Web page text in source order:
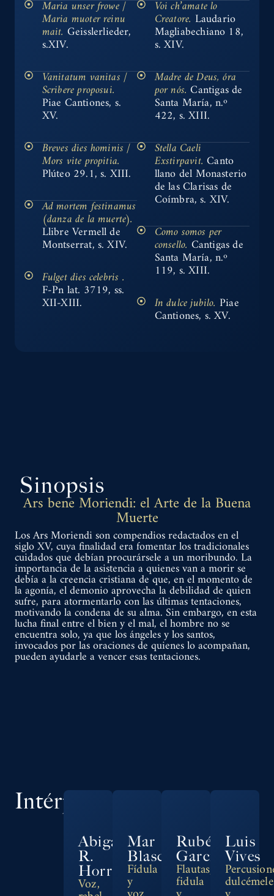
Maria unser frowe /
Maria muoter reinu
mait. Geisslerlieder,
s.XIV.
Vanitatum vanitas /
Scribere proposui.
Piae Cantiones, s.
XV.
Breves dies hominis /
Mors vite propitia.
Plúteo 29.1, s. XIII.
Ad mortem festinamus
(danza de la muerte).
Llibre Vermell de
Montserrat, s. XIV.
Fulget dies celebris .
F-Pn lat. 3719, ss.
XII-XIII.
Voi ch’amate lo
Creatore. Laudario
Magliabechiano 18,
s. XIV.
Madre de Deus, óra
por nós. Cantigas de
Santa María, n.º
422, s. XIII.
Stella Caeli
Exstirpavit. Canto
llano del Monasterio
de las Clarisas de
Coímbra, s. XIV.
Como somos per
consello. Cantigas de
Santa María, n.º
119, s. XIII.
In dulce jubilo. Piae
Cantiones, s. XV.
Sinopsis
Ars bene Moriendi: el Arte de la Buena
Muerte
Los Ars Moriendi son compendios redactados en el
siglo XV, cuya finalidad era fomentar los tradicionales
cuidados que debían procurársele a un moribundo. La
importancia de la asistencia a quienes van a morir se
debía a la creencia cristiana de que, en el momento de
la agonía, el demonio aprovecha la debilidad de quien
sufre, para atormentarlo con las últimas tentaciones,
motivando la condena de su alma. Sin embargo, en esta
lucha final entre el bien y el mal, el hombre no se
encuentra solo, ya que los ángeles y los santos,
invocados por las oraciones de quienes lo acompañan,
pueden ayudarle a vencer esas tentaciones.
Intérpretes
Abigail
R.
Horro
Voz,
Mar
Blasco
Fídula
y
Rubén
García
Flautas,
fidula
Luis
Vives
dulcémele